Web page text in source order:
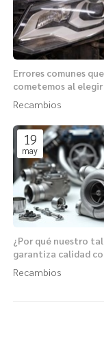
Errores comunes que
cometemos al
para el sistema de
Recambios
19
may
¿Por qué nuestro
garantiza calidad
recambios para
Recambios